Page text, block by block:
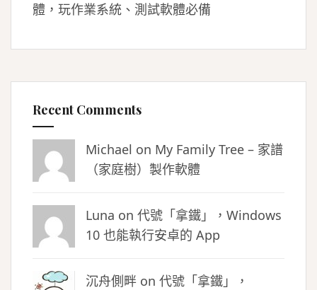
體，玩作業系統、測試軟體必備
Recent Comments
Michael on My Family Tree – 家譜
（家庭樹）製作軟體
Luna on 代號「拿鐵」，Windows
10 也能執行安卓的 App
沉舟側畔 on 代號「拿鐵」，